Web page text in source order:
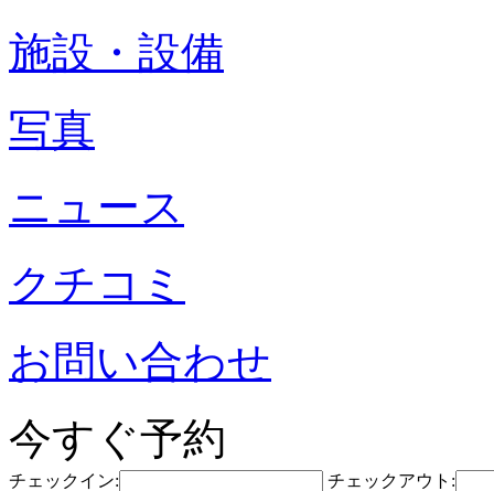
施設・設備
写真
ニュース
クチコミ
お問い合わせ
今すぐ予約
チェックイン: チェックアウト: